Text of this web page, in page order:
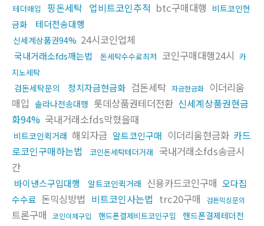
테더매입 핑돈세탁 업비트코인추적 btc구매대행 비트코인현
금화
테더전송대행
신세계상품권94% 24시코인업체
국내거래소fds깨는법 돈세탁수수료최저 코인구매대행24시 카
지노세탁
검돈세탁문의 정치자금현금화 검돈세탁 자금현금화
이더리움
매입 솔라나전송대행 롯데상품권테더전환 신세계상품권현금
화94% 국내거래소fds막혔을때
비트코인퀵거래 해외자금 알트코인구매 이더리움현금화 카드
로코인구매하는법
코인돈세탁테더거래
국내거래소fds송금시
간
바이낸스구입대행 알트코인퀵거래 신용카드코인구매 오다집
수수료 돈믹싱방법 비트코인사는법 trc20구매 검돈믹싱문의
트론구매 코인이체구입 핸드폰결제비트코인구입
핸드폰결제테더전